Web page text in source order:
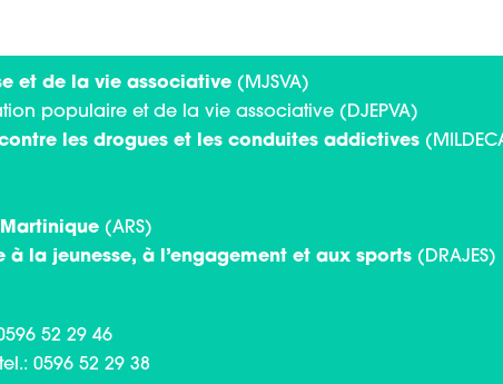
et de la vie associative (MJSVA)
populaire et de la vie associative (DJEPVA)
les drogues et les conduites addictives
(ARS)
la jeunesse, à l’engagement et aux sports (DRAJES)
52 29 46
0596 52 29 38